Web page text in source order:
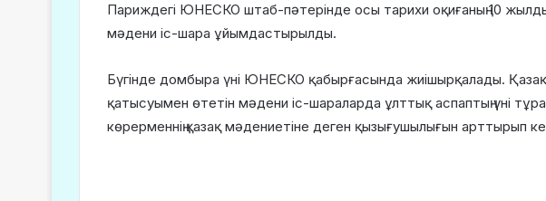
Париждегі ЮНЕСКО штаб-пәтерінде осы тарихи оқиғаның 10
мәдени іс-шара ұйымдастырылды.
Бүгінде домбыра үні ЮНЕСКО қабырғасында жиішырқалады.
қатысуымен өтетін мәдени іс-шараларда ұлттық аспаптың үні
көрерменнің қазақ мәдениетіне деген қызығушылығын арттырып